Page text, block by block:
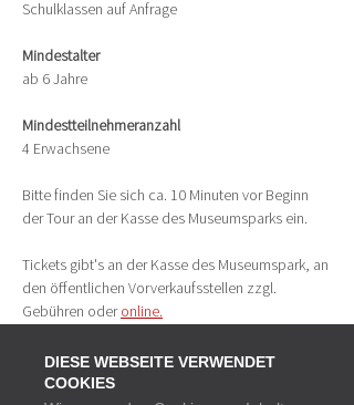
DIESE WEBSEITE VERWENDET
COOKIES
Schulklassen auf Anfrage
Mindestalter
ab 6 Jahre
Mindestteilnehmeranzahl
4 Erwachsene
Bitte finden Sie sich ca. 10 Minuten vor Beginn
der Tour an der Kasse des Museumsparks ein.
Tickets gibt's an der Kasse des Museumspark, an
den öffentlichen Vorverkaufsstellen zzgl.
Gebühren oder online.